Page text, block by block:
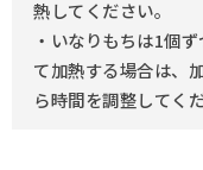
熱してください。
・いなりもちは1個
て加熱する場合は、
ら時間を調整してくだ